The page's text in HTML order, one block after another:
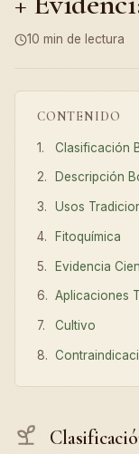
10 min de lectura
CONTENIDO
Clasificación
Descripción
Usos
Fitoquímica
Evidencia
Aplicaciones
Cultivo